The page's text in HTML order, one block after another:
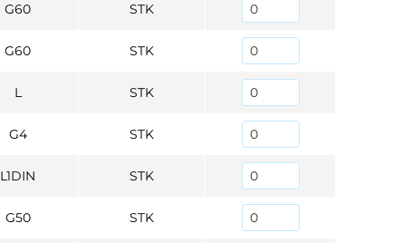
G60 STK
G60 STK
L STK
G4 STK
L1DIN STK
G50 STK